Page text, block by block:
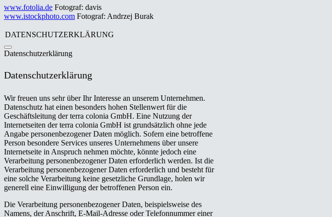
www.fotolia.de Fotograf: davis
www.istockphoto.com Fotograf: Andrzej Burak
DATENSCHUTZERKLÄRUNG
Datenschutzerklärung
Datenschutzerklärung
Wir freuen uns sehr über Ihr Interesse an unserem Unternehmen.
Datenschutz hat einen besonders hohen Stellenwert für die
Geschäftsleitung der terra colonia GmbH. Eine Nutzung der
Internetseiten der terra colonia GmbH ist grundsätzlich ohne jede
Angabe personenbezogener Daten möglich. Sofern eine betroffene
Person besondere Services unseres Unternehmens über unsere
Internetseite in Anspruch nehmen möchte, könnte jedoch eine
Verarbeitung personenbezogener Daten erforderlich werden. Ist die
Verarbeitung personenbezogener Daten erforderlich und besteht für
eine solche Verarbeitung keine gesetzliche Grundlage, holen wir
generell eine Einwilligung der betroffenen Person ein.
Die Verarbeitung personenbezogener Daten, beispielsweise des
Namens, der Anschrift, E-Mail-Adresse oder Telefonnummer einer